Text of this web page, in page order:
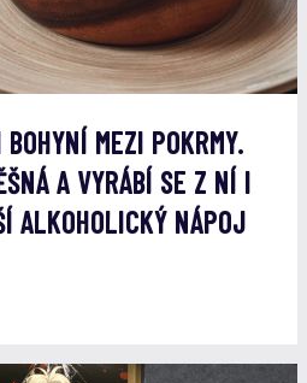
MEZI POKRMY.
A VYRÁBÍ SE Z NÍ I
ALKOHOLICKÝ NÁPOJ